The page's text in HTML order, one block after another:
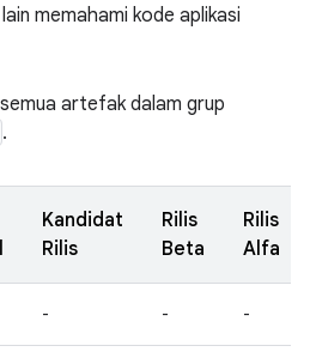
lain memahami kode aplikasi
artefak dalam grup
.
Kandidat
Rilis
Rilis
Beta
Rilis
Alfa
- - -